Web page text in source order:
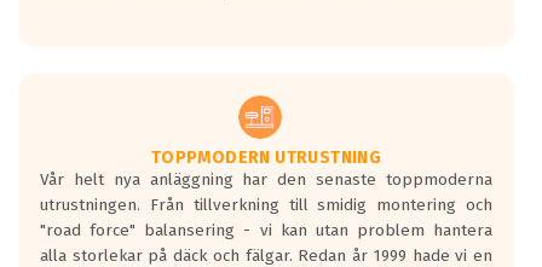
TOPPMODERN UTRUSTNING
Vår helt nya anläggning har den senaste toppmoderna
utrustningen. Från tillverkning till smidig montering och
"road force" balansering - vi kan utan problem hantera
alla storlekar på däck och fälgar. Redan år 1999 hade vi en